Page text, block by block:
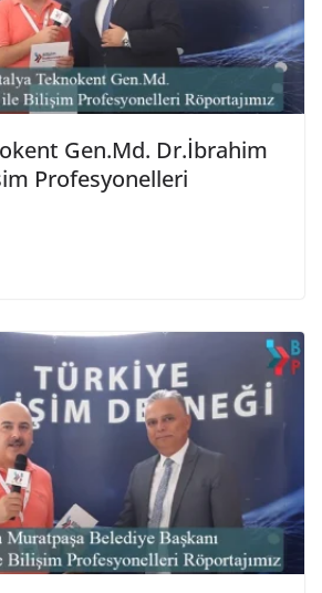
Gen.Md. Dr.İbrahim
Profesyonelleri